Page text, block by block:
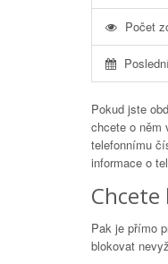
Počet
Pokud jste
chcete o něm
telefonnímu
informace o
Chcete
Pak je přímo
blokovat